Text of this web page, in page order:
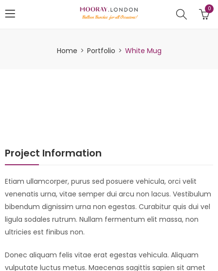
0
Home Portfolio White Mug
Project Information
Etiam ullamcorper, purus sed posuere vehicula, orci velit
venenatis urna, vitae semper dui arcu non lacus. Vestibulum
bibendum dignissim urna non egestas. Curabitur quis dui vel
ligula sodales rutrum. Nullam fermentum elit massa, non
ultricies est finibus non.
Donec aliquam felis vitae erat egestas vehicula. Aliquam
vulputate luctus metus. Maecenas sagittis sapien sit amet